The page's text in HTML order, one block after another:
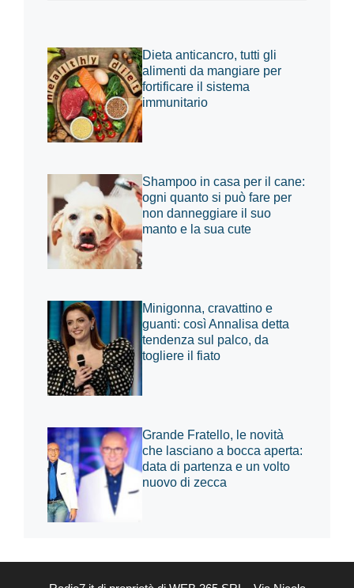
Dieta anticancro, tutti gli
alimenti da mangiare per
fortificare il sistema
immunitario
Shampoo in casa per il cane:
ogni quanto si può fare per
non danneggiare il suo
manto e la sua cute
Minigonna, cravattino e
guanti: così Annalisa detta
tendenza sul palco, da
togliere il fiato
Grande Fratello, le novità
che lasciano a bocca aperta:
data di partenza e un volto
nuovo di zecca